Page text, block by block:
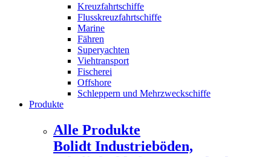
Kreuzfahrtschiffe
Flusskreuzfahrtschiffe
Marine
Fähren
Superyachten
Viehtransport
Fischerei
Offshore
Schleppern und Mehrzweckschiffe
Produkte
Alle Produkte
Bolidt Industrieböden,